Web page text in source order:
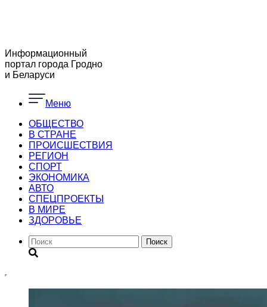
Информационный
портал города Гродно
и Беларуси
Меню
ОБЩЕСТВО
В СТРАНЕ
ПРОИСШЕСТВИЯ
РЕГИОН
CПОРТ
ЭКОНОМИКА
АВТО
СПЕЦПРОЕКТЫ
В МИРЕ
ЗДОРОВЬЕ
Поиск